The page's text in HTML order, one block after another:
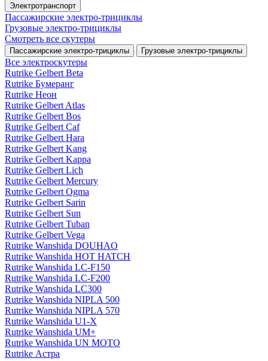
Электротранспорт
Пассажирские электро‑трициклы
Грузовые электро‑трициклы
Смотреть все скутеры
Пассажирские электро‑трициклы Грузовые электро‑трициклы
Все электро­скутеры
Rutrike Gelbert Beta
Rutrike Бумеранг
Rutrike Неон
Rutrike Gelbert Atlas
Rutrike Gelbert Bos
Rutrike Gelbert Caf
Rutrike Gelbert Hara
Rutrike Gelbert Kang
Rutrike Gelbert Kappa
Rutrike Gelbert Lich
Rutrike Gelbert Mercury
Rutrike Gelbert Ogma
Rutrike Gelbert Sarin
Rutrike Gelbert Sun
Rutrike Gelbert Tuban
Rutrike Gelbert Vega
Rutrike Wanshida DOUHAO
Rutrike Wanshida HOT HATCH
Rutrike Wanshida LC-F150
Rutrike Wanshida LC-F200
Rutrike Wanshida LC300
Rutrike Wanshida NIPLA 500
Rutrike Wanshida NIPLA 570
Rutrike Wanshida U1-X
Rutrike Wanshida UM+
Rutrike Wanshida UN MOTO
Rutrike Астра